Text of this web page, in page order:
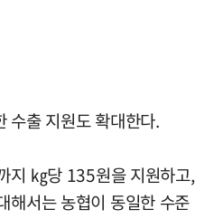
수출 지원도 확대한다.
지 ㎏당 135원을 지원하고,
해서는 농협이 동일한 수준